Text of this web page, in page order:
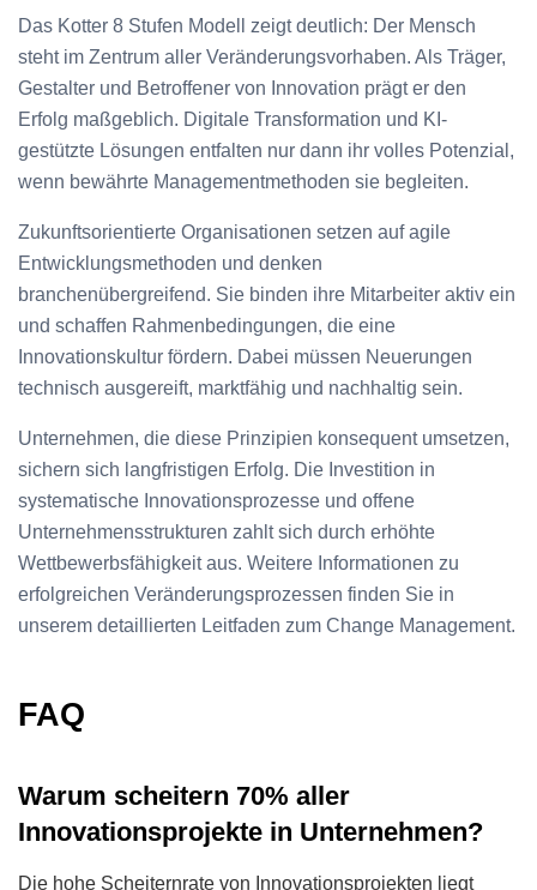
Das Kotter 8 Stufen Modell zeigt deutlich: Der Mensch
steht im Zentrum aller Veränderungsvorhaben. Als Träger,
Gestalter und Betroffener von Innovation prägt er den
Erfolg maßgeblich. Digitale Transformation und KI-
gestützte Lösungen entfalten nur dann ihr volles Potenzial,
wenn bewährte Managementmethoden sie begleiten.
Zukunftsorientierte Organisationen setzen auf agile
Entwicklungsmethoden und denken
branchenübergreifend. Sie binden ihre Mitarbeiter aktiv ein
und schaffen Rahmenbedingungen, die eine
Innovationskultur fördern. Dabei müssen Neuerungen
technisch ausgereift, marktfähig und nachhaltig sein.
Unternehmen, die diese Prinzipien konsequent umsetzen,
sichern sich langfristigen Erfolg. Die Investition in
systematische Innovationsprozesse und offene
Unternehmensstrukturen zahlt sich durch erhöhte
Wettbewerbsfähigkeit aus. Weitere Informationen zu
erfolgreichen Veränderungsprozessen finden Sie in
unserem detaillierten Leitfaden zum Change Management.
FAQ
Warum scheitern 70% aller
Innovationsprojekte in Unternehmen?
Die hohe Scheiternrate von Innovationsprojekten liegt